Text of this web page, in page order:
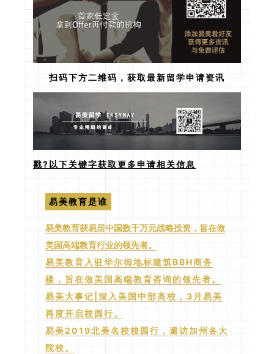
扫码下方二维码，获取最新留学申请资讯
戳?以下关键字获取更多申请相关信息
易美教育是谁
易美教育获易居中国数千万元战略投资，旨在做
美国高端教育行业的领先者。
易美教育入驻华尔街地标建筑BBH商务
楼，旨在做美国高端教育咨询的领先者。
易美大事记|深入美国中部高校，3月易美
再度开启校园行。
易美2019北美名校校园行，遍访加州各大
院校。